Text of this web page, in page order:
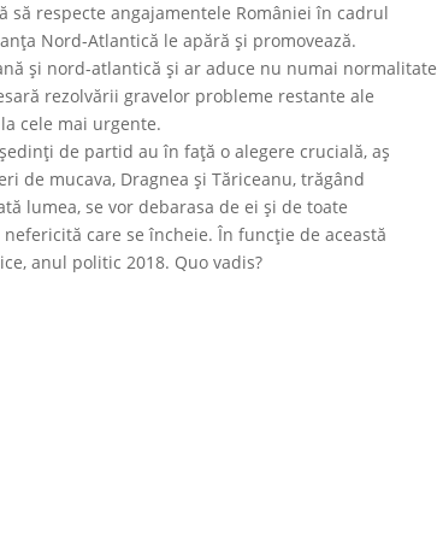
să respecte angajamentele României în cadrul
Nord-Atlantică le apără şi promovează.
şi nord-atlantică şi ar aduce nu numai normalitate
rezolvării gravelor probleme restante ale
cele mai urgente.
de partid au în faţă o alegere crucială, aş
de mucava, Dragnea şi Tăriceanu, trăgând
lumea, se vor debarasa de ei şi de toate
care se încheie. În funcţie de această
anul politic 2018. Quo vadis?